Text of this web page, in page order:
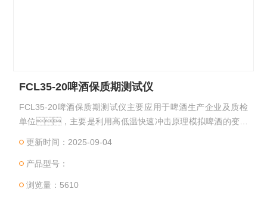
FCL35-20啤酒保质期测试仪
FCL35-20啤酒保质期测试仪主要应用于啤酒生产企业及质检
单位，主要是利用高低温快速冲击原理模拟啤酒的变质
更新时间：2025-09-04
产品型号：
浏览量：5610